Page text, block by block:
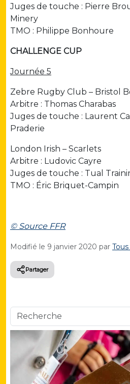
Juges de touche : Pierre
Minery
TMO : Philippe Bonhoure
CHALLENGE CUP
Journée 5
Zebre Rugby Club – Bristol
Arbitre : Thomas Charabas
Juges de touche : Laurent
Praderie
London Irish – Scarlets
Arbitre : Ludovic Cayre
Juges de touche : Tual
TMO : Éric Briquet-Campin
© Source FFR
Modifié le 9 janvier 2020 par
Partager